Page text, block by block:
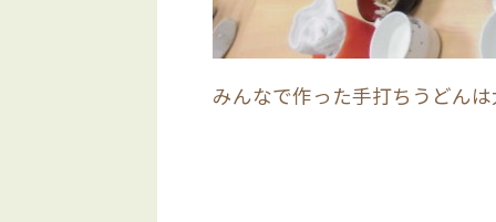
みんなで作った手打ちうどん